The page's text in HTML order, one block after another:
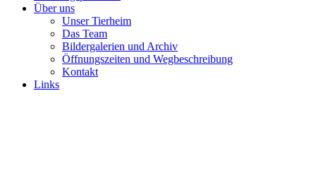
Über uns
Unser Tierheim
Das Team
Bildergalerien und Archiv
Öffnungszeiten und Wegbeschreibung
Kontakt
Links